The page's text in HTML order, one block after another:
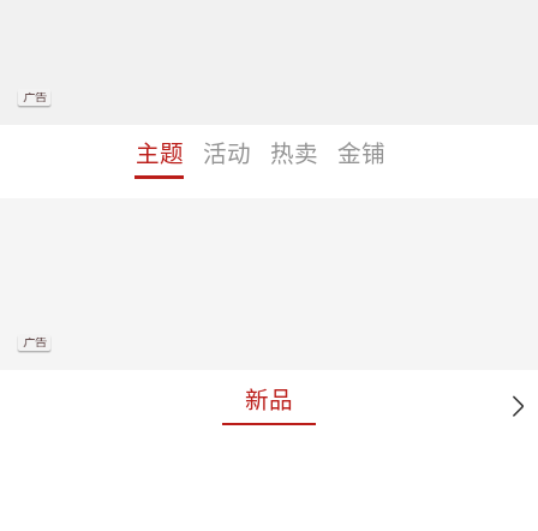
主题 活动 热卖 金铺
新品